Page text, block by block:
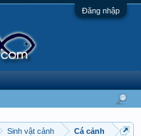
Đăng nhập
Sinh vật cảnh Cá cảnh